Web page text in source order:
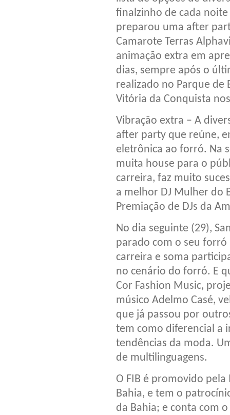
finalzinho de cada noite
preparou uma after
Camarote Terras
animação extra em
dias, sempre após o
realizado no Parque de
Vitória da Conquista
Vibração extra – A
after party que reúne,
eletrônica ao forró. Na
muita house para o
carreira, faz muito
a melhor DJ Mulher do
Premiação de DJs da
No dia seguinte (29),
parado com o seu forró
carreira e soma
no cenário do forró. E
Cor Fashion Music,
músico Adelmo Casé,
que já passou por
tem como diferencial a
tendências da moda.
de multilinguagens.
O FIB é promovido pela
Bahia, e tem o
da Bahia; e conta com